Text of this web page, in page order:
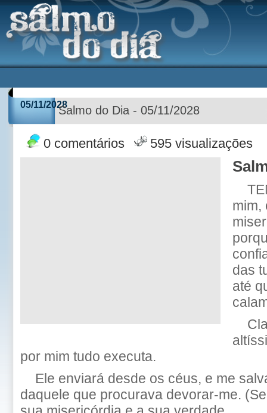
05/11/2028Salmo do Dia - 05/11/2028
0 comentários 595 visualizações
mim,
das
até
por mim tudo executa.
Ele enviará desde os céus, e me
daquele que procurava devorar-me.